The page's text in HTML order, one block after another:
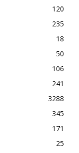
120
235
18
50
106
241
3288
345
171
25